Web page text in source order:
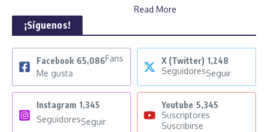
Read More
¡Síguenos!
Facebook 65,086Fans
Me gusta
X (Twitter) 1,248
SeguidoresSeguir
Instagram 1,345
SeguidoresSeguir
Youtube 5,345
Suscriptores
Suscribirse